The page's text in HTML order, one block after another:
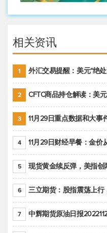
相关资讯
1 外汇交易提醒：美元“绝
2 CFTC商品持仓解读：美元净空头创
3 11月29日重点数据和大事
4 11月29日财经早餐：金价从逾一周
5 现货黄金续反弹，美指
6 三立期货：股指震荡上行，金
7 中辉期货原油日报20221128：原油